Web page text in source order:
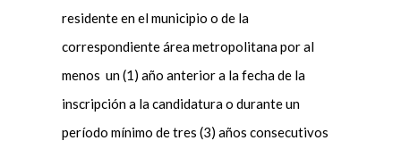
residente en el municipio o de la
correspondiente área metropolitana por al
menos un (1) año anterior a la fecha de la
inscripción a la candidatura o durante un
período mínimo de tres (3) años consecutivos